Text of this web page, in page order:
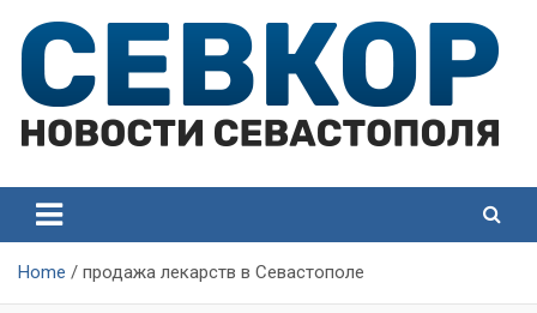
content
Севастополя
Севастополя
Home продажа лекарств в Севастополе